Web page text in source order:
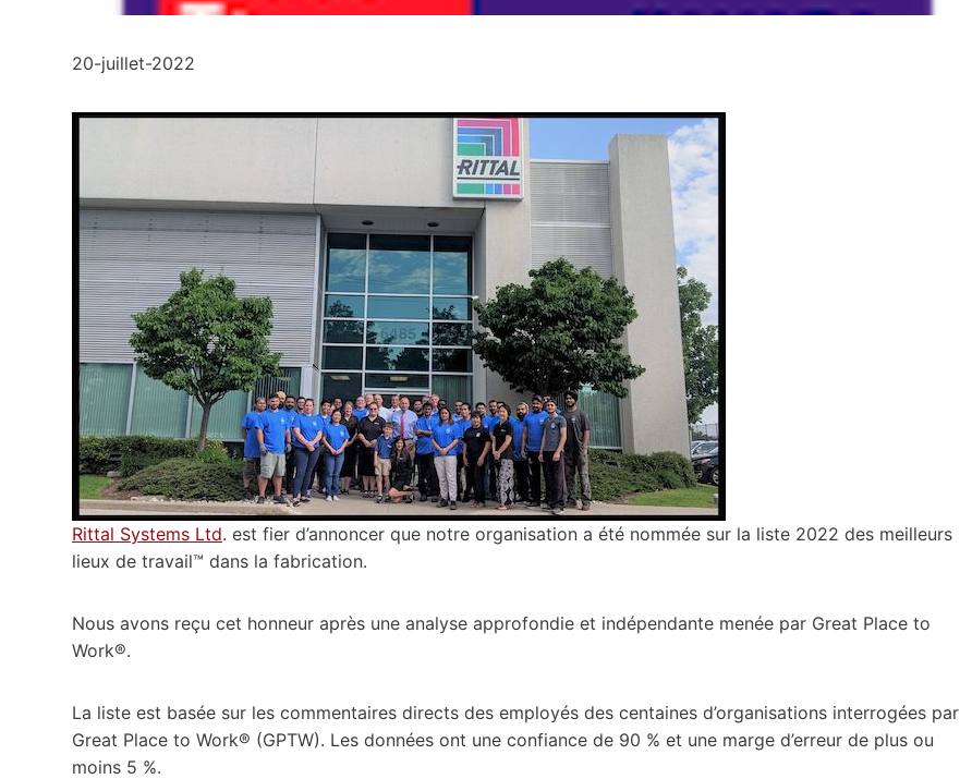
20-juillet-2022
Rittal Systems Ltd. est fier d’annoncer que notre organisation a été nommée sur la liste 2022 des meilleurs
lieux de travail™ dans la fabrication.
Nous avons reçu cet honneur après une analyse approfondie et indépendante menée par Great Place to
Work®.
La liste est basée sur les commentaires directs des employés des centaines d’organisations interrogées par
Great Place to Work® (GPTW). Les données ont une confiance de 90 % et une marge d’erreur de plus ou
moins 5 %.